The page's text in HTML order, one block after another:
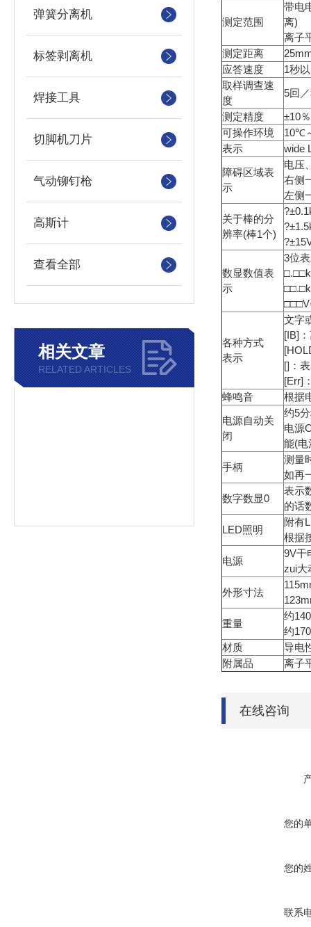
弹簧分离机
标签剥离机
焊接工具
切脚机刀片
气动铆钉枪
高斯计
查看全部
相关文章
RELATED ARTICLES
测定范围
带电
离)
离子
测定距离
应答速度
1秒
取样调查速
度
5回
测定精度
±10
可操作环境
10℃
表示
wide
障碍区域表
示
电压
右侧
左侧
关于棒的分
辨率(棒1个)
数显数值表
示
3位
各种方式
表示
文字
[IB]
[]：
[Err]
蜂鸣音
根据
电源自动关
闭
约5
电源
能(电
手柄
测量
如再
数字数显0
表示
的话
LED照明
附有
根据
电源
9V干
zui大
外形寸法
重量
约
约
材质
导电
附属品
离子
在线咨询
您的
您的
联系